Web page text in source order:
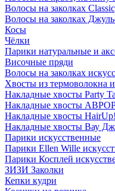
Волосы на заколках
Волосы на заколках
Косы
Чёлки
Парики натуральные и
Височные пряди
Волосы на заколках
Хвосты из термоволокна
Накладные хвосты Party
Накладные хвосты
Накладные хвосты HairUp!
Накладные хвосты Вау
Парики искусственные
Парики Ellen Wille
Парики Косплей
ЗИЗИ Заколки
Кепки кудри